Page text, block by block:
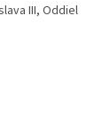
III, Oddiel